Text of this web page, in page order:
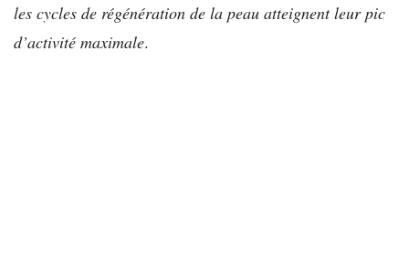
les cycles de régénération de la peau atteignent leur pic
d’activité maximale.